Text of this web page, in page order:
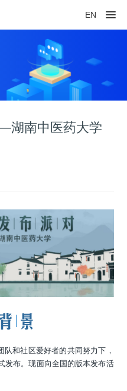
EN
湖南中医药大学
和社区爱好者的共同努力下，
发布。现面向全国的版本发布活